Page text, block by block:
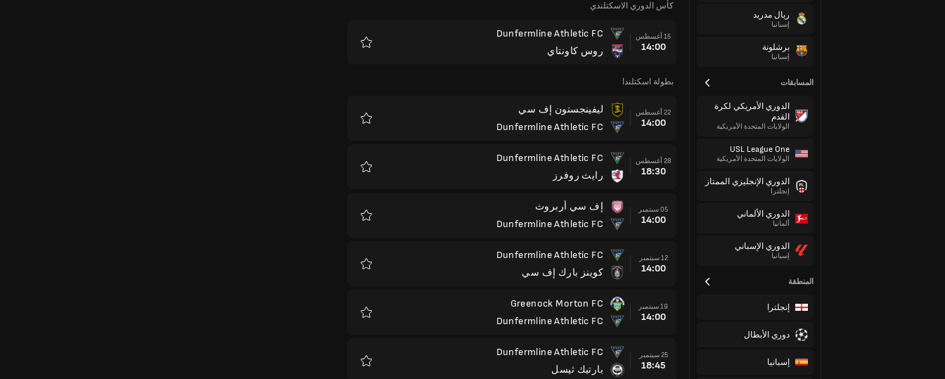
ريال مدريد
إسبانيا
برشلونة
إسبانيا
المسابقات
الدوري الأمريكي لكرة
القدم
الولايات المتحدة الأمريكية
USL League One
الولايات المتحدة الأمريكية
الدوري الإنجليزي الممتاز
إنجلترا
الدوري الألماني
ألمانيا
الدوري الإسباني
إسبانيا
المنطقة
إنجلترا
دوري الأبطال
إسبانيا
كأس الدوري الاسكتلندي
15 أغسطس
14:00
Dunfermline Athletic FC
روس كاونتاي
بطولة اسكتلندا
22 أغسطس
14:00
ليفينجستون إف سي
Dunfermline Athletic FC
28 أغسطس
18:30
Dunfermline Athletic FC
رايث روفرز
05 سبتمبر
14:00
إف سي أربروث
Dunfermline Athletic FC
12 سبتمبر
14:00
Dunfermline Athletic FC
كوينز بارك إف سي
19 سبتمبر
14:00
Greenock Morton FC
Dunfermline Athletic FC
25 سبتمبر
18:45
Dunfermline Athletic FC
بارتيك ثيسل